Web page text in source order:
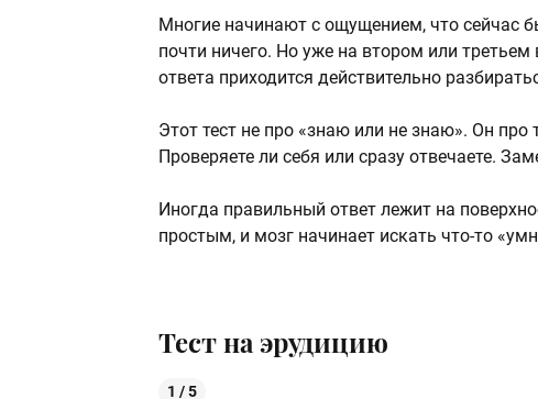
Многие начинают с ощущением, что сейчас
почти ничего. Но уже на втором или
ответа приходится действительно
Этот тест не про «знаю или не знаю». Он
Проверяете ли себя или сразу отвечаете.
Иногда правильный ответ лежит на
простым, и мозг начинает искать что-то
Тест на эрудицию
1 / 5